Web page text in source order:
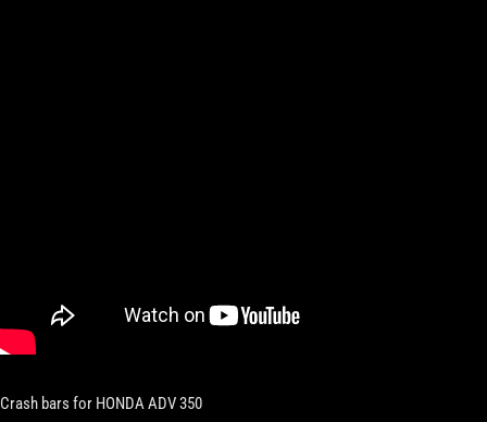
Crash bars for HONDA ADV 350